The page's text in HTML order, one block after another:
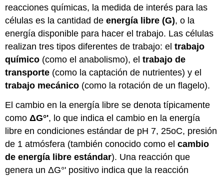
reacciones químicas, la medida de interés para las
células es la cantidad deenergía libre (G), o la
energía disponible para hacer el trabajo. Las células
realizan tres tipos diferentes de trabajo: eltrabajo
químico (como el anabolismo), eltrabajo de
transporte (como la captación de nutrientes) y el
trabajo mecánico (como la rotación de un flagelo).
El cambio en la energía libre se denota típicamente
comoΔG°', lo que indica el cambio en la energía
libre en condiciones estándar de pH 7, 25oC, presión
de 1 atmósfera (también conocido como elcambio
de energía libre estándar). Una reacción que
genera un ΔG°' positivo indica que la reacción